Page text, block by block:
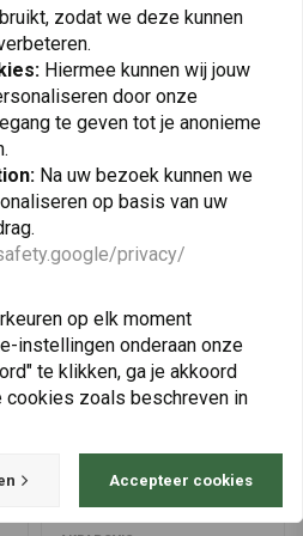
ALLEMAAL
70 kW
(95 pk)
Met EG/ECE-
typegoedkeuring.
ALLEMAAL
70 kW
(95 pk)
Met EG/ECE-
typegoedkeuring.
ALLEMAAL
(95 pk) typegoedkeuring.
ALLEMAAL
70 kW
Met EG/ECE-
ALLEMAAL
70 kW
(95 pk)
Met EG/ECE-
typegoedkeuring.
ALLEMAAL
Sports/CRF 1100 L | Zwart
Zilver
€114,01
more
zodat we deze kunnen
Hiermee kunnen wij jouw
door onze
te geven tot je anonieme
Na uw bezoek kunnen we
op basis van uw
privacy/
op elk moment
instellingen onderaan onze
te klikken, ga je akkoord
cookies zoals beschreven in
Accepteer cookies